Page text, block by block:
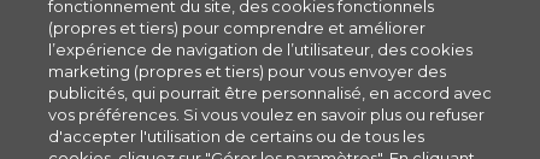
fonctionnement du site, des cookies fonctionnels
(propres et tiers) pour comprendre et améliorer
l’expérience de navigation de l’utilisateur, des cookies
marketing (propres et tiers) pour vous envoyer des
publicités, qui pourrait être personnalisé, en accord avec
vos préférences. Si vous voulez en savoir plus ou refuser
d'accepter l'utilisation de certains ou de tous les